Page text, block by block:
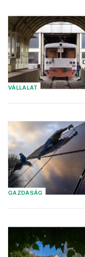
VÁLLALAT
GAZDASÁG